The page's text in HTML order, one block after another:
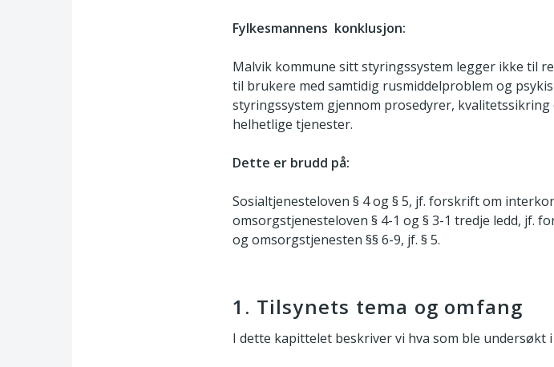
Fylkesmannens konklusjon:
Malvik kommune sitt styringssystem legger ikke til
til brukere med samtidig rusmiddelproblem og
styringssystem gjennom prosedyrer,
helhetlige tjenester.
Dette er brudd på:
Sosialtjenesteloven § 4 og § 5, jf. forskrift om
omsorgstjenesteloven § 4-1 og § 3-1 tredje ledd, jf.
og omsorgstjenesten §§ 6-9, jf. § 5.
1. Tilsynets tema og omfang
I dette kapittelet beskriver vi hva som ble undersøkt